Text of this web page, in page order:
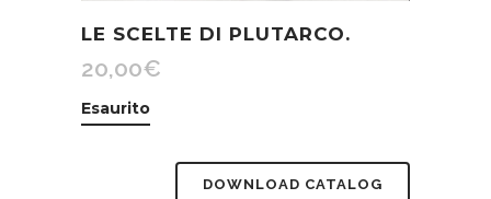
LE SCELTE DI PLUTARCO.
20,00€
Esaurito
DOWNLOAD CATALOG